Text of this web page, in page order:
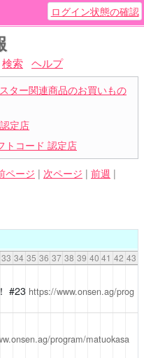
ログイン状態の確認
検索 ヘルプ
ター関連商品のお買いもの
定店
トコード 認定店
ページ | 次ページ | 前週 |
33 34 35 36 37 38 39 40 41 42 43
#23 https://www.onsen.ag/prog
program/matuokasa